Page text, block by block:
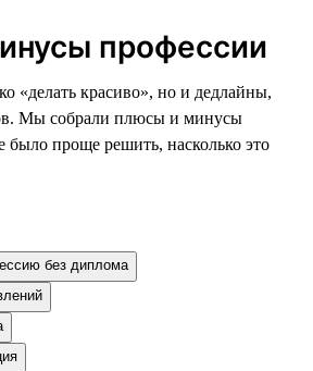
профессии
«делать красиво», но и дедлайны,
Мы собрали плюсы и минусы
было проще решить, насколько это
без диплома